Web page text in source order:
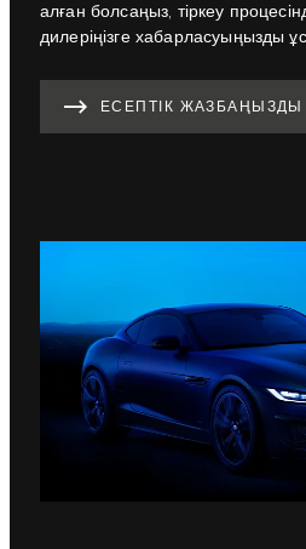
алған болсаңыз, тіркеу
дилеріңізге хабарласуыңызды
ЕСЕПТІК